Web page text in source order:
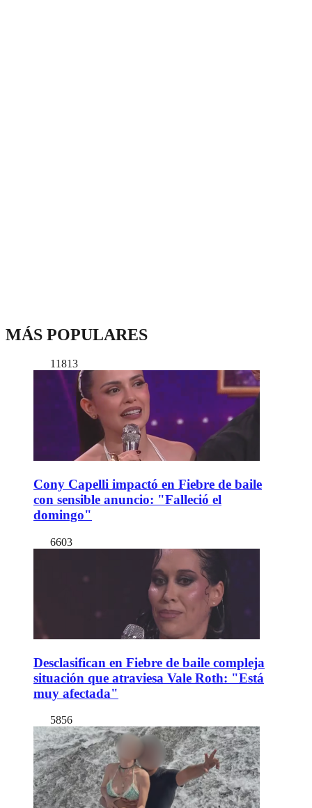
MÁS POPULARES
11813
Cony Capelli impactó en Fiebre de baile
con sensible anuncio: "Falleció el
domingo"
6603
Desclasifican en Fiebre de baile compleja
situación que atraviesa Vale Roth: "Está
muy afectada"
5856